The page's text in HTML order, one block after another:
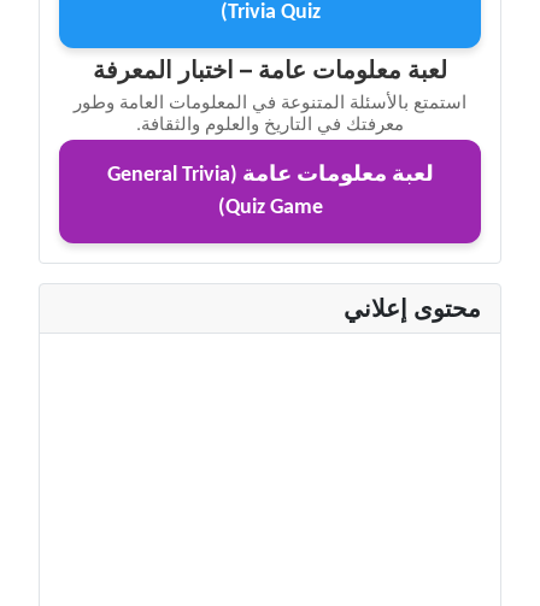
Trivia Quiz)
لعبة معلومات عامة – اختبار المعرفة
استمتع بالأسئلة المتنوعة في المعلومات العامة وطور
معرفتك في التاريخ والعلوم والثقافة.
لعبة معلومات عامة (General Trivia
Quiz Game)
محتوى إعلاني